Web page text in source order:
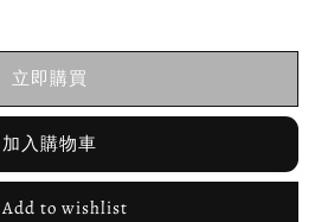
立即購買
加入購物車
Add to wishlist